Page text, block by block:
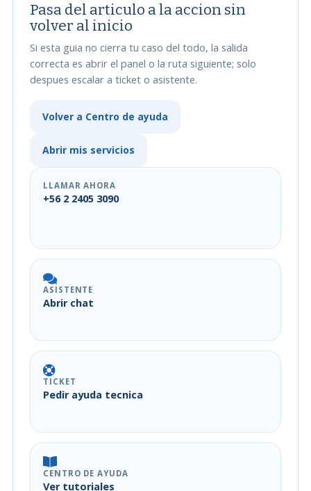
Pasa del articulo a la accion sin
volver al inicio
Si esta guia no cierra tu caso del todo, la salida
correcta es abrir el panel o la ruta siguiente; solo
despues escalar a ticket o asistente.
Volver a Centro de ayuda
Abrir mis servicios
LLAMAR AHORA
+56 2 2405 3090
ASISTENTE
Abrir chat
TICKET
Pedir ayuda tecnica
CENTRO DE AYUDA
Ver tutoriales